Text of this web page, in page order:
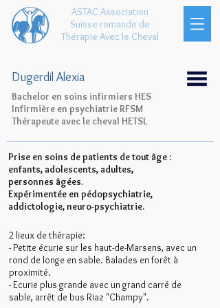
ASTAC Association
Suisse romande de
Thérapie Avec le Cheval
Dugerdil Alexia
Bachelor en soins infirmiers HES
Infirmière en psychiatrie RFSM
Thérapeute avec le cheval HETSL
Prise en soins de patients de tout âge :
enfants, adolescents, adultes,
personnes âgées.
Expérimentée en pédopsychiatrie,
addictologie, neuro-psychiatrie.
2 lieux de thérapie:
- Petite écurie sur les haut-de-Marsens, avec un
rond de longe en sable. Balades en forêt à
proximité.
- Ecurie plus grande avec un grand carré de
sable, arrêt de bus Riaz "Champy".